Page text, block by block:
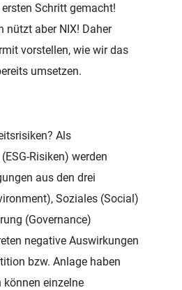
Schritt gemacht!
nützt aber NIX! Daher
vorstellen, wie wir das
umsetzen.
Als
Risiken) werden
aus den drei
Soziales (Social)
(Governance)
negative Auswirkungen
bzw. Anlage haben
können einzelne